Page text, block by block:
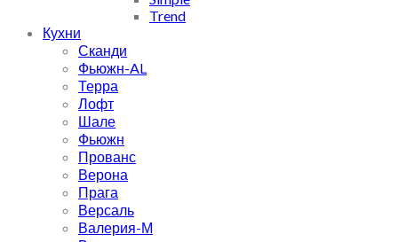
Trend
Кухни
Сканди
Фьюжн-AL
Терра
Лофт
Шале
Фьюжн
Прованс
Верона
Прага
Версаль
Валерия-М